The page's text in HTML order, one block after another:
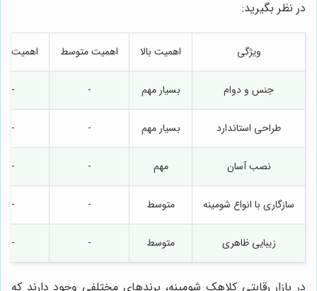
در نظر بگیرید:
ویژگی اهمیت بالا اهمیت متوسط اهمیت
جنس و دوام بسیار مهم -
-
طراحی استاندارد بسیار مهم -
-
نصب آسان مهم -
-
سازگاری با انواع شومینه متوسط -
-
زیبایی ظاهری متوسط -
-
در بازار رقابتی کلاهک شومینه، برندهای مختلفی وجود دارند که